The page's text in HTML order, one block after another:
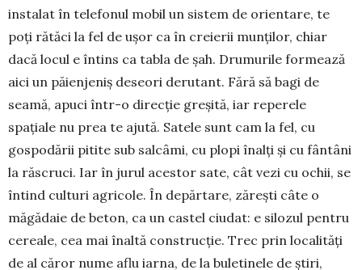
instalat în telefonul mobil un sistem de orientare, te
poți rătăci la fel de ușor ca în creierii munților, chiar
dacă locul e întins ca tabla de șah. Drumurile formează
aici un păienjeniș deseori derutant. Fără să bagi de
seamă, apuci într-o direcție greșită, iar reperele
spațiale nu prea te ajută. Satele sunt cam la fel, cu
gospo­dării pitite sub salcâmi, cu plopi înalți și cu fântâni
la răscruci. Iar în jurul acestor sate, cât vezi cu ochii, se
întind culturi agricole. În de­păr­tare, zărești câte o
măgădaie de beton, ca un castel ciudat: e silozul pentru
cereale, cea mai înaltă construcție. Trec prin localități
de al căror nume aflu iarna, de la buletinele de știri,